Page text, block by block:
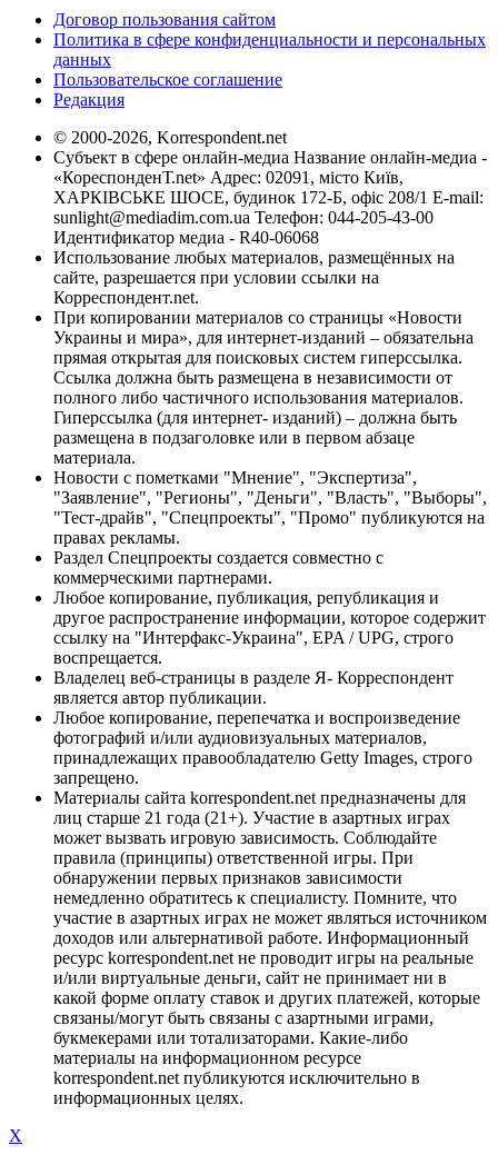
Договор пользования сайтом
Политика в сфере конфиденциальности и персональных
данных
Пользовательское соглашение
Редакция
© 2000-2026, Korrespondent.net
Субъект в сфере онлайн-медиа Название онлайн-медиа -
«КореспонденТ.net» Адрес: 02091, місто Київ,
ХАРКІВСЬКЕ ШОСЕ, будинок 172-Б, офіс 208/1 E-mail:
sunlight@mediadim.com.ua Телефон: 044-205-43-00
Идентификатор медиа - R40-06068
Использование любых материалов, размещённых на
сайте, разрешается при условии ссылки на
Корреспондент.net.
При копировании материалов со страницы «Новости
Украины и мира», для интернет-изданий – обязательна
прямая открытая для поисковых систем гиперссылка.
Ссылка должна быть размещена в независимости от
полного либо частичного использования материалов.
Гиперссылка (для интернет- изданий) – должна быть
размещена в подзаголовке или в первом абзаце
материала.
Новости с пометками "Мнение", "Экспертиза",
"Заявление", "Регионы", "Деньги", "Власть", "Выборы",
"Тест-драйв", "Спецпроекты", "Промо" публикуются на
правах рекламы.
Раздел Спецпроекты создается совместно с
коммерческими партнерами.
Любое копирование, публикация, републикация и
другое распространение информации, которое содержит
ссылку на "Интерфакс-Украина", EPA / UPG, строго
воспрещается.
Владелец веб-страницы в разделе Я- Корреспондент
является автор публикации.
Любое копирование, перепечатка и воспроизведение
фотографий и/или аудиовизуальных материалов,
принадлежащих правообладателю Getty Images, строго
запрещено.
Материалы сайта korrespondent.net предназначены для
лиц старше 21 года (21+). Участие в азартных играх
может вызвать игровую зависимость. Соблюдайте
правила (принципы) ответственной игры. При
обнаружении первых признаков зависимости
немедленно обратитесь к специалисту. Помните, что
участие в азартных играх не может являться источником
доходов или альтернативой работе. Информационный
ресурс korrespondent.net не проводит игры на реальные
и/или виртуальные деньги, сайт не принимает ни в
какой форме оплату ставок и других платежей, которые
связаны/могут быть связаны с азартными играми,
букмекерами или тотализаторами. Какие-либо
материалы на информационном ресурсе
korrespondent.net публикуются исключительно в
информационных целях.
X